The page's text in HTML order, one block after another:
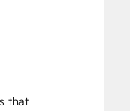
that